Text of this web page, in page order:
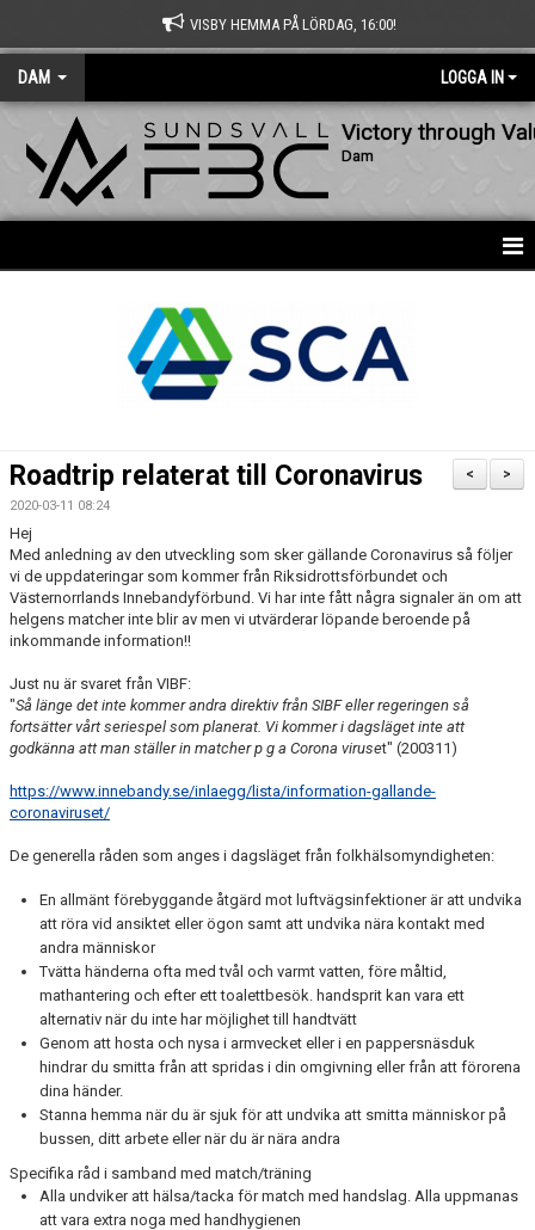
VISBY HEMMA PÅ LÖRDAG, 16:00!
DAM LOGGA IN
Victory through
Dam
TRUPPEN
DOKUMENT
BILDGALLERI
BETALNINGSINFORMATION
>
<
Roadtrip relaterat till Coronavirus
2020-03-11 08:24
Hej
Med anledning av den utveckling som sker gällande Coronavirus så följer
vi de uppdateringar som kommer från Riksidrottsförbundet och
Västernorrlands Innebandyförbund. Vi har inte fått några signaler än om att
helgens matcher inte blir av men vi utvärderar löpande beroende på
inkommande information!!
Just nu är svaret från VIBF:
"Så länge det inte kommer andra direktiv från SIBF eller regeringen så
fortsätter vårt seriespel som planerat. Vi kommer i dagsläget inte att
godkänna att man ställer in matcher p g a Corona viruset" (200311)
https://www.innebandy.se/inlaegg/lista/information-gallande-
coronaviruset/
De generella råden som anges i dagsläget från folkhälsomyndigheten:
En allmänt förebyggande åtgärd mot luftvägsinfektioner är att undvika
att röra vid ansiktet eller ögon samt att undvika nära kontakt med
andra människor
Tvätta händerna ofta med tvål och varmt vatten, före måltid,
mathantering och efter ett toalettbesök. handsprit kan vara ett
alternativ när du inte har möjlighet till handtvätt
Genom att hosta och nysa i armvecket eller i en pappersnäsduk
hindrar du smitta från att spridas i din omgivning eller från att förorena
dina händer.
Stanna hemma när du är sjuk för att undvika att smitta människor på
bussen, ditt arbete eller när du är nära andra
Specifika råd i samband med match/träning
Alla undviker att hälsa/tacka för match med handslag. Alla uppmanas
att vara extra noga med handhygienen